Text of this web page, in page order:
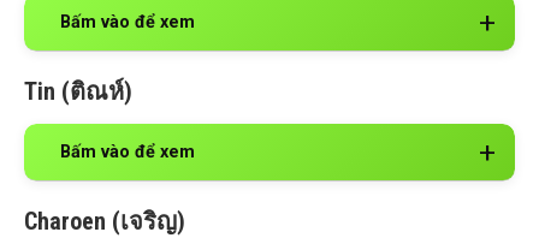
Bấm vào để xem
Tin (ติณห์)
Bấm vào để xem
Charoen (เจริญ)